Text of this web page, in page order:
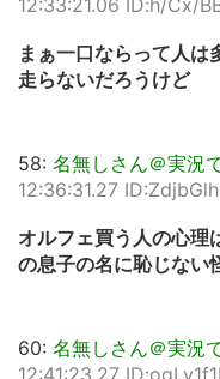
12:33:21.06 ID:h/Cx/
まぁ一口ならって人は
走らないだろうけど
58: 名無しさん＠実況
12:36:31.27
オルフェ買う人の心理
の息子の名に恥じない
60: 名無しさん＠実況
12:41:23.27